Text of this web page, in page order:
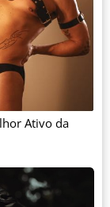
Ativo da